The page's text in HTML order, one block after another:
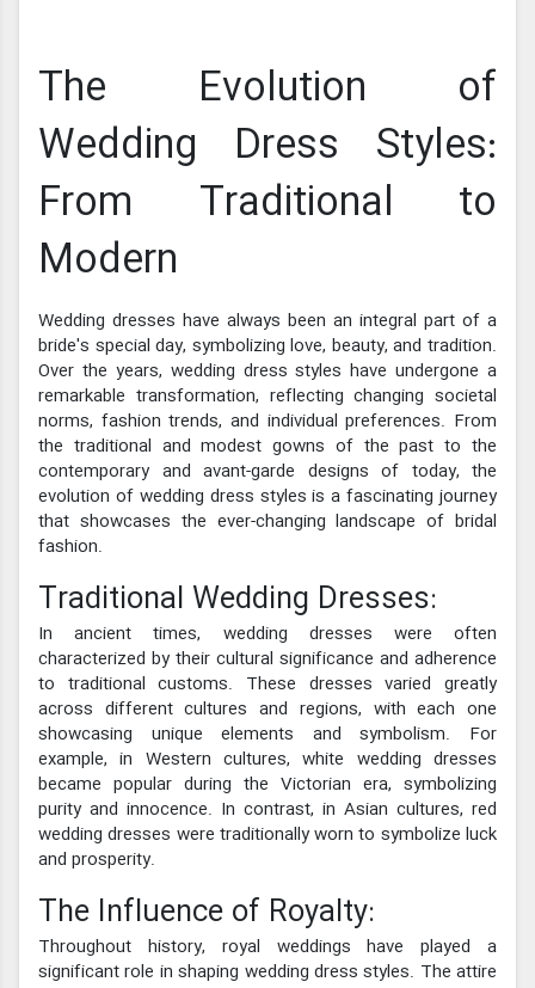
The Evolution of
Wedding Dress Styles:
From Traditional to
Modern
Wedding dresses have always been an integral part of a
bride's special day, symbolizing love, beauty, and tradition.
Over the years, wedding dress styles have undergone a
remarkable transformation, reflecting changing societal
norms, fashion trends, and individual preferences. From
the traditional and modest gowns of the past to the
contemporary and avant-garde designs of today, the
evolution of wedding dress styles is a fascinating journey
that showcases the ever-changing landscape of bridal
fashion.
Traditional Wedding Dresses:
In ancient times, wedding dresses were often
characterized by their cultural significance and adherence
to traditional customs. These dresses varied greatly
across different cultures and regions, with each one
showcasing unique elements and symbolism. For
example, in Western cultures, white wedding dresses
became popular during the Victorian era, symbolizing
purity and innocence. In contrast, in Asian cultures, red
wedding dresses were traditionally worn to symbolize luck
and prosperity.
The Influence of Royalty:
Throughout history, royal weddings have played a
significant role in shaping wedding dress styles. The attire